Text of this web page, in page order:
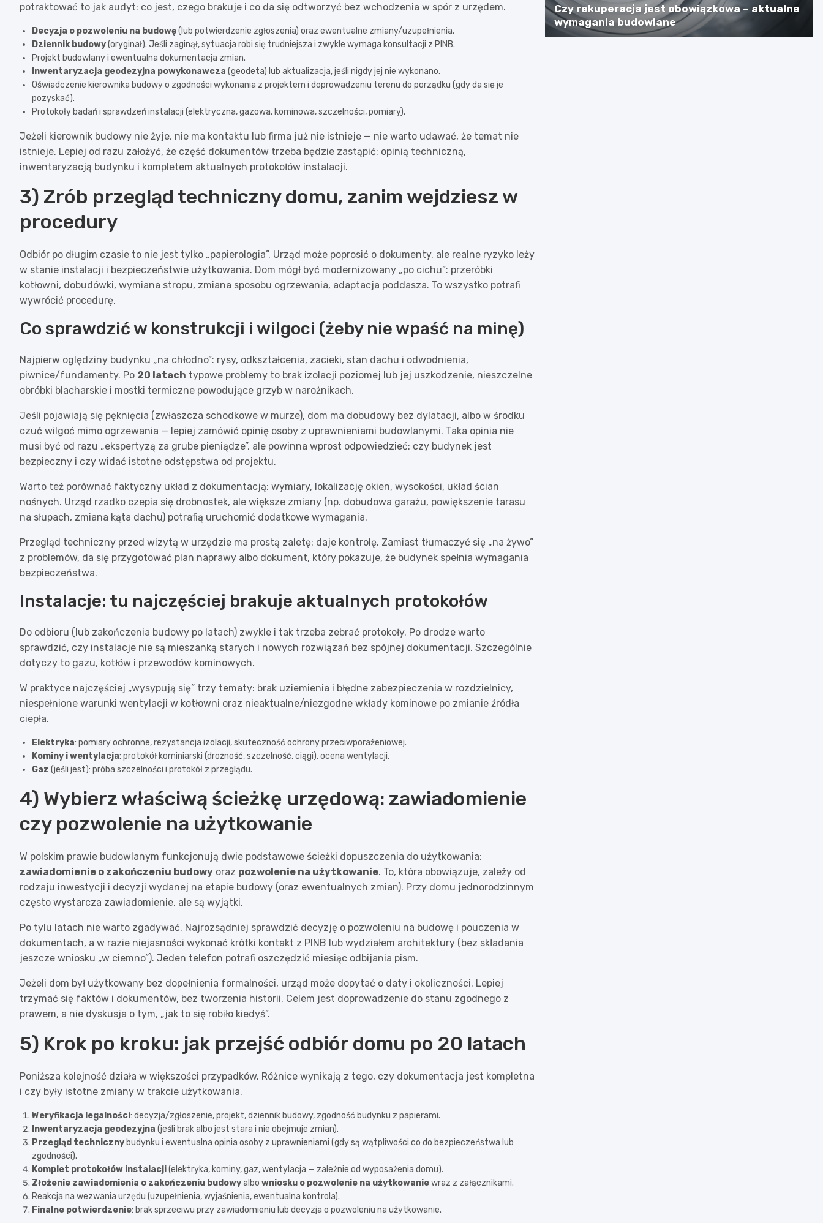
potraktować to jak audyt: co jest, czego brakuje i co da się odtworzyć bez wchodzenia w spór z urzędem.
Decyzja o pozwoleniu na budowę(lub potwierdzenie zgłoszenia) oraz ewentualne zmiany/uzupełnienia.
Dziennik budowy(oryginał). Jeśli zaginął, sytuacja robi się trudniejsza i zwykle wymaga konsultacji z PINB.
Projekt budowlany i ewentualna dokumentacja zmian.
Inwentaryzacja geodezyjna powykonawcza (geodeta) lub aktualizacja, jeśli nigdy jej nie wykonano.
Oświadczenie kierownika budowy o zgodności wykonania z projektem i doprowadzeniu terenu do porządku (gdy da się je
pozyskać).
Protokoły badań i sprawdzeń instalacji (elektryczna, gazowa, kominowa, szczelności, pomiary).
Jeżeli kierownik budowy nie żyje, nie ma kontaktu lub firma już nie istnieje — nie warto udawać, że temat nie
istnieje. Lepiej od razu założyć, że część dokumentów trzeba będzie zastąpić: opinią techniczną,
inwentaryzacją budynku i kompletem aktualnych protokołów instalacji.
3) Zrób przegląd techniczny domu, zanim wejdziesz w
procedury
Odbiór po długim czasie to nie jest tylko „papierologia”. Urząd może poprosić o dokumenty, ale realne ryzyko leży
w stanie instalacji i bezpieczeństwie użytkowania. Dom mógł być modernizowany „po cichu”: przeróbki
kotłowni, dobudówki, wymiana stropu, zmiana sposobu ogrzewania, adaptacja poddasza. To wszystko potrafi
wywrócić procedurę.
Co sprawdzić w konstrukcji i wilgoci (żeby nie wpaść na minę)
Najpierw oględziny budynku „na chłodno”: rysy, odkształcenia, zacieki, stan dachu i odwodnienia,
piwnice/fundamenty. Po 20 latach typowe problemy to brak izolacji poziomej lub jej uszkodzenie, nieszczelne
obróbki blacharskie i mostki termiczne powodujące grzyb w narożnikach.
Jeśli pojawiają się pęknięcia (zwłaszcza schodkowe w murze), dom ma dobudowy bez dylatacji, albo w środku
czuć wilgoć mimo ogrzewania — lepiej zamówić opinię osoby z uprawnieniami budowlanymi. Taka opinia nie
musi być od razu „ekspertyzą za grube pieniądze”, ale powinna wprost odpowiedzieć: czy budynek jest
bezpieczny i czy widać istotne odstępstwa od projektu.
Warto też porównać faktyczny układ z dokumentacją: wymiary, lokalizację okien, wysokości, układ ścian
nośnych. Urząd rzadko czepia się drobnostek, ale większe zmiany (np. dobudowa garażu, powiększenie tarasu
na słupach, zmiana kąta dachu) potrafią uruchomić dodatkowe wymagania.
Przegląd techniczny przed wizytą w urzędzie ma prostą zaletę: daje kontrolę. Zamiast tłumaczyć się „na żywo”
z problemów, da się przygotować plan naprawy albo dokument, który pokazuje, że budynek spełnia wymagania
bezpieczeństwa.
Instalacje: tu najczęściej brakuje aktualnych protokołów
Do odbioru (lub zakończenia budowy po latach) zwykle i tak trzeba zebrać protokoły. Po drodze warto
sprawdzić, czy instalacje nie są mieszanką starych i nowych rozwiązań bez spójnej dokumentacji. Szczególnie
dotyczy to gazu, kotłów i przewodów kominowych.
W praktyce najczęściej „wysypują się” trzy tematy: brak uziemienia i błędne zabezpieczenia w rozdzielnicy,
niespełnione warunki wentylacji w kotłowni oraz nieaktualne/niezgodne wkłady kominowe po zmianie źródła
ciepła.
Elektryka: pomiary ochronne, rezystancja izolacji, skuteczność ochrony przeciwporażeniowej.
Kominy i wentylacja: protokół kominiarski (drożność, szczelność, ciągi), ocena wentylacji.
Gaz (jeśli jest): próba szczelności i protokół z przeglądu.
4) Wybierz właściwą ścieżkę urzędową: zawiadomienie
czy pozwolenie na użytkowanie
W polskim prawie budowlanym funkcjonują dwie podstawowe ścieżki dopuszczenia do użytkowania:
zawiadomienie o zakończeniu budowy oraz pozwolenie na użytkowanie. To, która obowiązuje, zależy od
rodzaju inwestycji i decyzji wydanej na etapie budowy (oraz ewentualnych zmian). Przy domu jednorodzinnym
często wystarcza zawiadomienie, ale są wyjątki.
Po tylu latach nie warto zgadywać. Najrozsądniej sprawdzić decyzję o pozwoleniu na budowę i pouczenia w
dokumentach, a w razie niejasności wykonać krótki kontakt z PINB lub wydziałem architektury (bez składania
jeszcze wniosku „w ciemno”). Jeden telefon potrafi oszczędzić miesiąc odbijania pism.
Jeżeli dom był użytkowany bez dopełnienia formalności, urząd może dopytać o daty i okoliczności. Lepiej
trzymać się faktów i dokumentów, bez tworzenia historii. Celem jest doprowadzenie do stanu zgodnego z
prawem, a nie dyskusja o tym, „jak to się robiło kiedyś”.
5) Krok po kroku: jak przejść odbiór domu po 20 latach
Poniższa kolejność działa w większości przypadków. Różnice wynikają z tego, czy dokumentacja jest kompletna
i czy były istotne zmiany w trakcie użytkowania.
Weryfikacja legalności: decyzja/zgłoszenie, projekt, dziennik budowy, zgodność budynku z papierami.
Inwentaryzacja geodezyjna (jeśli brak albo jest stara i nie obejmuje zmian).
Przegląd techniczny budynku i ewentualna opinia osoby z uprawnieniami (gdy są wątpliwości co do bezpieczeństwa lub
zgodności).
Komplet protokołów instalacji(elektryka, kominy, gaz, wentylacja — zależnie od wyposażenia domu).
Złożenie zawiadomienia o zakończeniu budowyalbo wniosku o pozwolenie na użytkowaniewraz z załącznikami.
Reakcja na wezwania urzędu (uzupełnienia, wyjaśnienia, ewentualna kontrola).
Finalne potwierdzenie: brak sprzeciwu przy zawiadomieniu lub decyzja o pozwoleniu na użytkowanie.
Czy rekuperacja jest obowiązkowa – aktualne
wymagania budowlane